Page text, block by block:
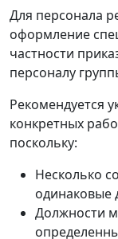
Для персонала
оформление
частности
персоналу
Рекомендуется
конкретных
поскольку:
Несколько
одинаковые
Должности